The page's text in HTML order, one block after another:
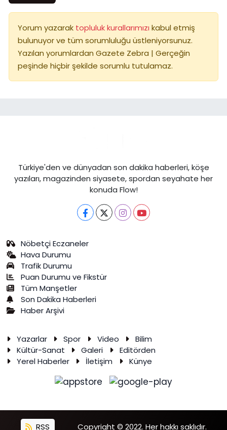
Yorum yazarak topluluk kurallarımızı kabul etmiş
bulunuyor ve tüm sorumluluğu üstleniyorsunuz.
Yazılan yorumlardan Gazete Zebra | Gerçeğin
peşinde hiçbir şekilde sorumlu tutulamaz.
Türkiye'den ve dünyadan son dakika haberleri, köşe
yazıları, magazinden siyasete, spordan seyahate her
konuda Flow!
Nöbetçi Eczaneler
Hava Durumu
Trafik Durumu
Puan Durumu ve Fikstür
Tüm Manşetler
Son Dakika Haberleri
Haber Arşivi
Yazarlar Spor Video
Bilim
Kültür-Sanat
Galeri
Editörden
Yerel Haberler
İletişim Künye
RSS Copyright © 2022. Her hakkı saklıdır.